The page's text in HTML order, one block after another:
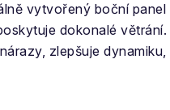
vytvořený boční
dokonalé
zlepšuje